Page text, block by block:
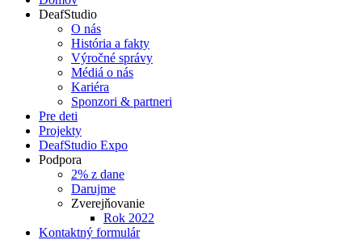
DeafStudio
O nás
História a fakty
Výročné správy
Médiá o nás
Kariéra
Sponzori & partneri
Pre deti
Projekty
DeafStudio Expo
Podpora
2% z dane
Darujme
Zverejňovanie
Rok 2022
Kontaktný formulár